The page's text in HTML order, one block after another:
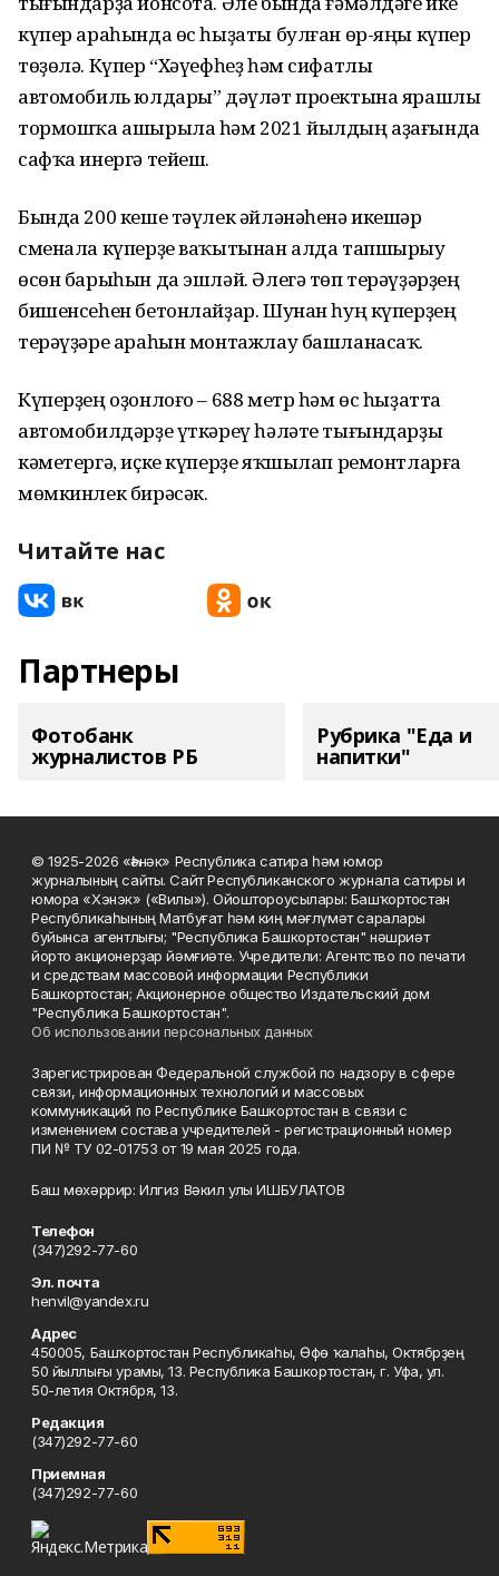
күпер араһында өс һыҙаты булған өр-яңы күпер
төҙөлә. Күпер “Хәүефһеҙ һәм сифатлы
автомобиль юлдары” дәүләт проектына ярашлы
тормошҡа ашырыла һәм 2021 йылдың аҙағында
сафҡа инергә тейеш.
Бында 200 кеше тәүлек әйләнәһенә икешәр
сменала күперҙе ваҡытынан алда тапшырыу
өсөн барыһын да эшләй. Әлегә төп терәүҙәрҙең
бишенсеһен бетонлайҙар. Шунан һуң күперҙең
терәүҙәре араһын монтажлау башланасаҡ.
Күперҙең оҙонлоғо – 688 метр һәм өс һыҙатта
автомобилдәрҙе үткәреү һәләте тығындарҙы
кәметергә, иҫке күперҙе яҡшылап ремонтларға
мөмкинлек бирәсәк.
Читайте нас
Партнеры
Фотобанк
журналистов РБ
Рубрика "Еда и
напитки"
© 1925-2026 «Һәнәк» Республика сатира һәм юмор
журналының сайты. Сайт Республиканского журнала сатиры и
юмора «Хэнэк» («Вилы»). Ойоштороусылары: Башҡортостан
Республикаһының Матбуғат һәм киң мәғлүмәт саралары
буйынса агентлығы; "Республика Башкортостан" нәшриәт
йорто акционерҙар йәмғиәте. Учредители: Агентство по печати
и средствам массовой информации Республики
Башкортостан; Акционерное общество Издательский дом
"Республика Башкортостан".
Об использовании персональных данных
Зарегистрирован Федеральной службой по надзору в сфере
связи, информационных технологий и массовых
коммуникаций по Республике Башкортостан в связи с
изменением состава учредителей - регистрационный номер
ПИ № ТУ 02-01753 от 19 мая 2025 года.
Баш мөхәррир: Илгиз Вәкил улы ИШБУЛАТОВ
Телефон
(347)292-77-60
Эл. почта
henvil@yandex.ru
Адрес
450005, Башҡортостан Республикаһы, Өфө ҡалаһы, Октябрҙең
50 йыллығы урамы, 13. Республика Башкортостан, г. Уфа, ул.
50-летия Октября, 13.
Редакция
(347)292-77-60
Приемная
(347)292-77-60